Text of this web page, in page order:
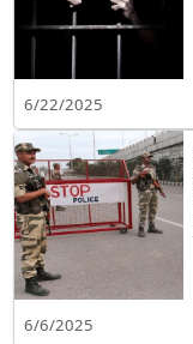
6/22/2025
6/6/2025